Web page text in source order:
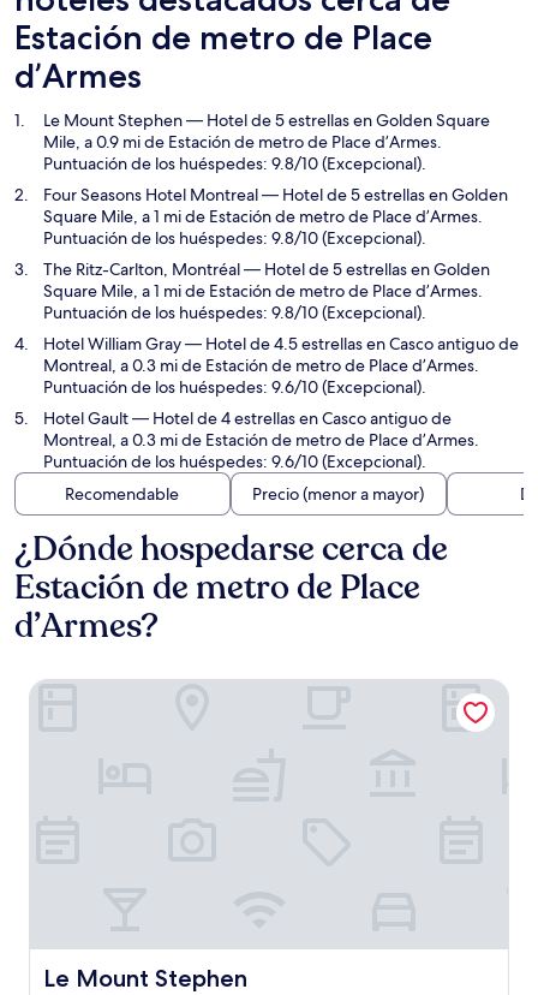
Estación de metro de Place
d’Armes
Le Mount Stephen— Hotel de 5 estrellas en Golden Square
Mile, a 0.9 mi de Estación de metro de Place d’Armes.
Puntuación de los huéspedes: 9.8/10 (Excepcional).
Four Seasons Hotel Montreal— Hotel de 5 estrellas en Golden
Square Mile, a 1 mi de Estación de metro de Place d’Armes.
Puntuación de los huéspedes: 9.8/10 (Excepcional).
The Ritz-Carlton, Montréal— Hotel de 5 estrellas en Golden
Square Mile, a 1 mi de Estación de metro de Place d’Armes.
Puntuación de los huéspedes: 9.8/10 (Excepcional).
Hotel William Gray— Hotel de 4.5 estrellas en Casco antiguo de
Montreal, a 0.3 mi de Estación de metro de Place d’Armes.
Puntuación de los huéspedes: 9.6/10 (Excepcional).
Hotel Gault— Hotel de 4 estrellas en Casco antiguo de
Montreal, a 0.3 mi de Estación de metro de Place d’Armes.
Puntuación de los huéspedes: 9.6/10 (Excepcional).
Recomendable
Precio (menor a mayor)
¿Dónde hospedarse cerca de
Estación de metro de Place
d’Armes?
Le Mount Stephen
Le Mount Stephen
Le Mount Stephen